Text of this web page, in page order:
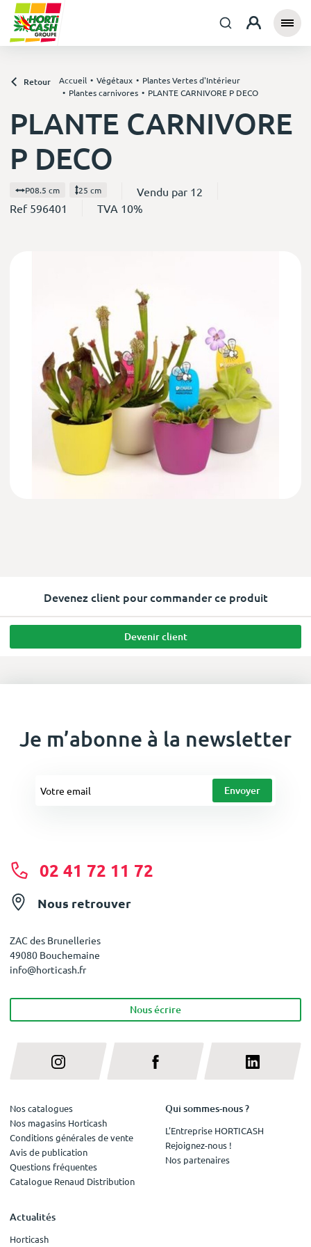
Retour Accueil Végétaux
Plantes Vertes d'Intérieur
Plantes carnivores
PLANTE CARNIVORE P DECO
PLANTE CARNIVORE
P DECO
P08.5 cm 25 cm
Vendu par 12
Ref 596401
TVA 10%
Devenez client pour commander ce produit
Devenir client
Je m’abonne à la newsletter
02 41 72 11 72
Nous retrouver
ZAC des Brunelleries
49080 Bouchemaine
info@horticash.fr
Nous écrire
Nos catalogues
Nos magasins Horticash
Conditions générales de vente
Avis de publication
Questions fréquentes
Catalogue Renaud Distribution
Qui sommes-nous ?
L'Entreprise HORTICASH
Rejoignez-nous !
Nos partenaires
Actualités
Horticash